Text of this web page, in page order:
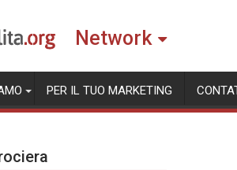
Network
PER IL TUO MARKETING